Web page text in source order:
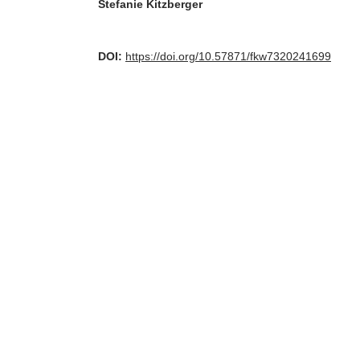
Stefanie Kitzberger
DOI: https://doi.org/10.57871/fkw7320241699